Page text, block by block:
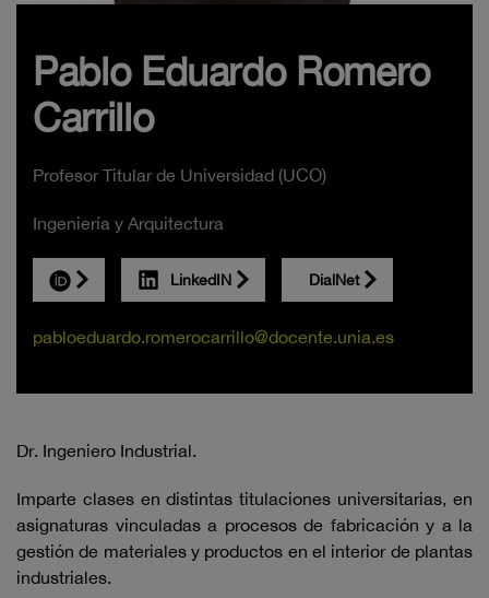
Pablo Eduardo Romero
Carrillo
Profesor Titular de Universidad (UCO)
Ingeniería y Arquitectura
LinkedIN DialNet
pabloeduardo.romerocarrillo@docente.unia.es
Dr. Ingeniero Industrial.
Imparte clases en distintas titulaciones universitarias, en
asignaturas vinculadas a procesos de fabricación y a la
gestión de materiales y productos en el interior de plantas
industriales.